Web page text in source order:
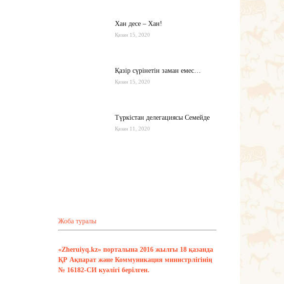
Хан десе – Хан!
Қазан 15, 2020
Қазір сүрінетін заман емес…
Қазан 15, 2020
Түркістан делегациясы Семейде
Қазан 11, 2020
Жоба туралы
«Zheruiyq.kz» порталына 2016 жылғы 18 қазанда
ҚР Ақпарат және Коммуникация министрлігінің
№ 16182-СИ куәлігі берілген.